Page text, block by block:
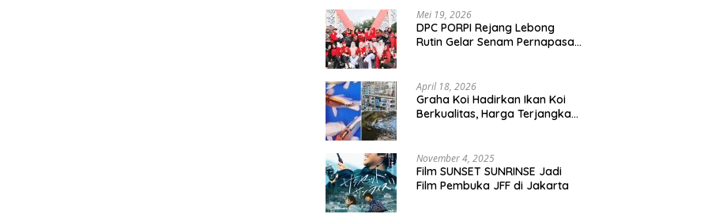
Mei 19, 2026
DPC PORPI Rejang Lebong
Rutin Gelar Senam Pernapasan
April 18, 2026
Graha Koi Hadirkan Ikan Koi
Berkualitas, Harga Terjangkau
November 4, 2025
Film SUNSET SUNRINSE Jadi
Film Pembuka JFF di Jakarta